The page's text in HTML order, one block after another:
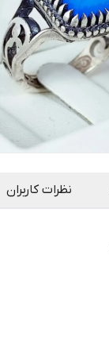
نظرات کاربران